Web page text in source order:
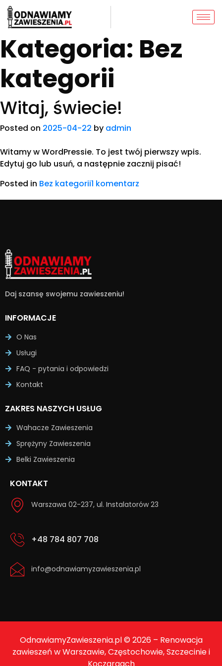
Kategoria: Bez
kategorii
Witaj, świecie!
Posted on 2025-04-22 by admin
Witamy w WordPressie. To jest twój pierwszy wpis.
Edytuj go lub usuń, a następnie zacznij pisać!
Posted in Bez kategorii1 komentarz
Daj szansę swojemu zawieszeniu!
INFORMACJE
O Nas
Usługi
FAQ - pytania i odpowiedzi
Kontakt
ZAKRES NASZYCH USŁUG
Wahacze Zawieszenia
Sprężyny Zawieszenia
Belki Zawieszenia
KONTAKT
Warszawa 02-237, ul. Instalatorów 23
+48 784 807 708
info@odnawiamyzawieszenia.pl
OdnawiamyZawieszenia.pl © 2026 – Renowacja
zawieszeń w Warszawie, Częstochowie, Szczecinie i